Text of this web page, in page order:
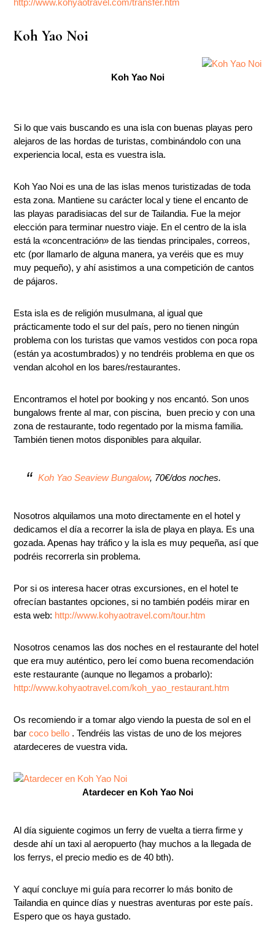
Koh Yao Noi
Koh Yao Noi
Si lo que vais buscando es una isla con buenas playas pero
alejaros de las hordas de turistas, combinándolo con una
experiencia local, esta es vuestra isla.
Koh Yao Noi es una de las islas menos turistizadas de toda
esta zona. Mantiene su carácter local y tiene el encanto de
las playas paradisiacas del sur de Tailandia. Fue la mejor
elección para terminar nuestro viaje. En el centro de la isla
está la «concentración» de las tiendas principales, correos,
etc (por llamarlo de alguna manera, ya veréis que es muy
muy pequeño), y ahí asistimos a una competición de cantos
de pájaros.
Esta isla es de religión musulmana, al igual que
prácticamente todo el sur del país, pero no tienen ningún
problema con los turistas que vamos vestidos con poca ropa
(están ya acostumbrados) y no tendréis problema en que os
vendan alcohol en los bares/restaurantes.
Encontramos el hotel por booking y nos encantó. Son unos
bungalows frente al mar, con piscina, buen precio y con una
zona de restaurante, todo regentado por la misma familia.
También tienen motos disponibles para alquilar.
Koh Yao Seaview Bungalow, 70€/dos noches.
Nosotros alquilamos una moto directamente en el hotel y
dedicamos el día a recorrer la isla de playa en playa. Es una
gozada. Apenas hay tráfico y la isla es muy pequeña, así que
podréis recorrerla sin problema.
Por si os interesa hacer otras excursiones, en el hotel te
ofrecían bastantes opciones, si no también podéis mirar en
esta web: http://www.kohyaotravel.com/tour.htm
Nosotros cenamos las dos noches en el restaurante del hotel
que era muy auténtico, pero leí como buena recomendación
este restaurante (aunque no llegamos a probarlo):
http://www.kohyaotravel.com/koh_yao_restaurant.htm
Os recomiendo ir a tomar algo viendo la puesta de sol en el
barcoco bello . Tendréis las vistas de uno de los mejores
atardeceres de vuestra vida.
Atardecer en Koh Yao Noi
Al día siguiente cogimos un ferry de vuelta a tierra firme y
desde ahí un taxi al aeropuerto (hay muchos a la llegada de
los ferrys, el precio medio es de 40 bth).
Y aquí concluye mi guía para recorrer lo más bonito de
Tailandia en quince días y nuestras aventuras por este país.
Espero que os haya gustado.